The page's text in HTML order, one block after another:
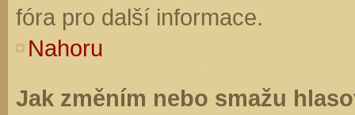
fóra pro další informace.
Nahoru
Jak změním nebo smažu